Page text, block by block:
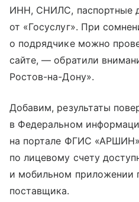
ИНН, СНИЛС, паспортные
от «Госуслуг». При
о подрядчике можно
сайте, — обратили
Ростов-на-Дону».
Добавим, результаты
в Федеральном
на портале ФГИС
по лицевому счету
и мобильном приложении
поставщика.